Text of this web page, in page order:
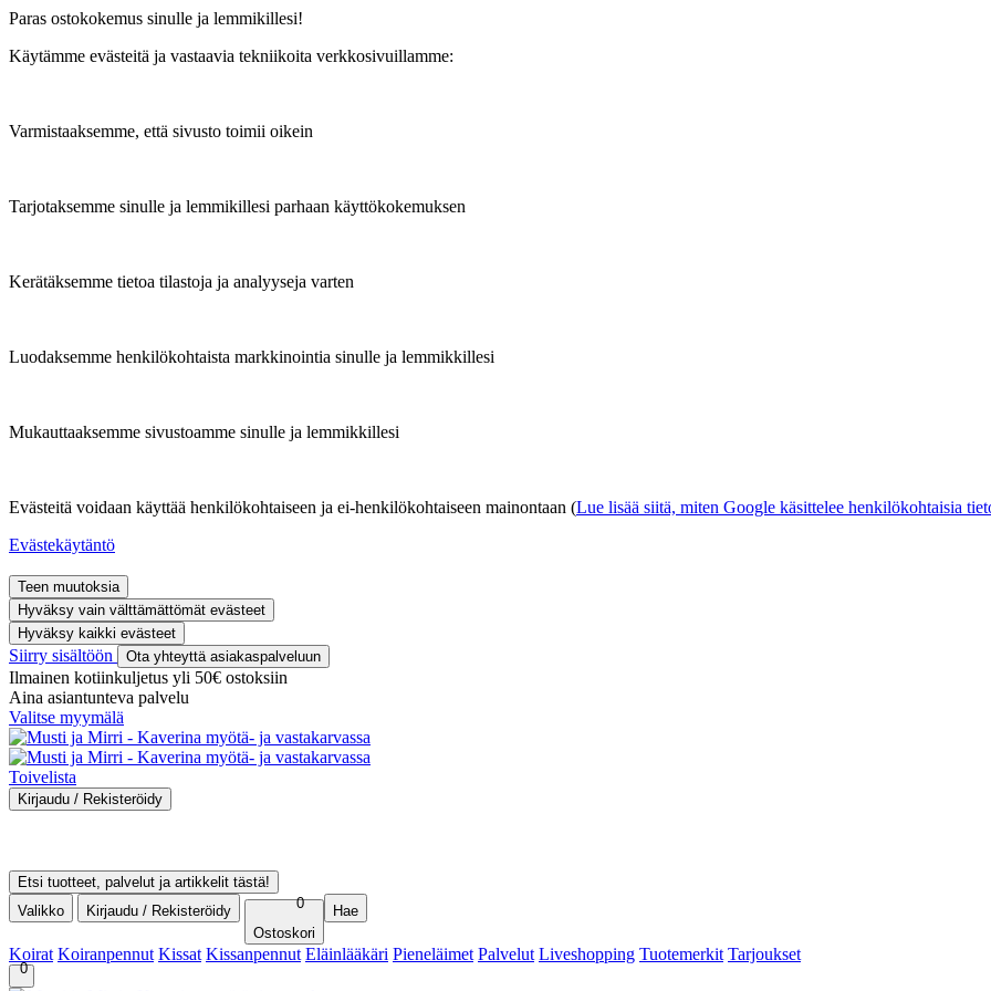
Paras ostokokemus sinulle ja lemmikillesi!
Käytämme evästeitä ja vastaavia tekniikoita verkkosivuillamme:
Varmistaaksemme, että sivusto toimii oikein
Tarjotaksemme sinulle ja lemmikillesi parhaan käyttökokemuksen
Kerätäksemme tietoa tilastoja ja analyyseja varten
Luodaksemme henkilökohtaista markkinointia sinulle ja lemmikkillesi
Mukauttaaksemme sivustoamme sinulle ja lemmikkillesi
Evästeitä voidaan käyttää henkilökohtaiseen ja ei-henkilökohtaiseen mainontaan (Lue lisää siitä, miten Google käsittelee henkilökohtaisia
Evästekäytäntö
Teen muutoksia
Hyväksy vain välttämättömät evästeet
Hyväksy kaikki evästeet
Siirry sisältöön Ota yhteyttä asiakaspalveluun
Ilmainen kotiinkuljetus yli 50€ ostoksiin
Aina asiantunteva palvelu
Valitse myymälä
Toivelista
Kirjaudu / Rekisteröidy
Etsi tuotteet, palvelut ja artikkelit tästä!
Valikko
Kirjaudu / Rekisteröidy
0
Ostoskori
Hae
Koirat Koiranpennut Kissat Kissanpennut Eläinlääkäri Pieneläimet Palvelut Liveshopping Tuotemerkit Tarjoukset
0